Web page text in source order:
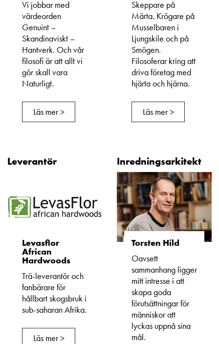
Vi jobbar med
värdeorden
Genuint –
Skandinaviskt –
Hantverk. Och vår
filosofi är att allt vi
gör skall vara
Naturligt.
Läs mer >
Skeppare på
Märta. Krögare på
Musselbaren i
Ljungskile och på
Smögen.
Filosoferar kring att
driva företag med
hjärta och hjärna.
Läs mer >
Leverantör
Levasflor
African
Hardwoods
Trä-leverantör och
fanbärare för
hållbart skogsbruk i
sub-saharan Afrika.
Läs mer >
Inredningsarkitekt
Torsten Hild
Oavsett
sammanhang ligger
mitt intresse i att
skapa goda
förutsättningar för
människor att
lyckas uppnå sina
mål.